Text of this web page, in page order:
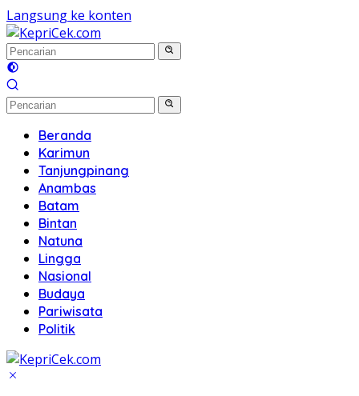
Langsung ke konten
Beranda
Karimun
Tanjungpinang
Anambas
Batam
Bintan
Natuna
Lingga
Nasional
Budaya
Pariwisata
Politik